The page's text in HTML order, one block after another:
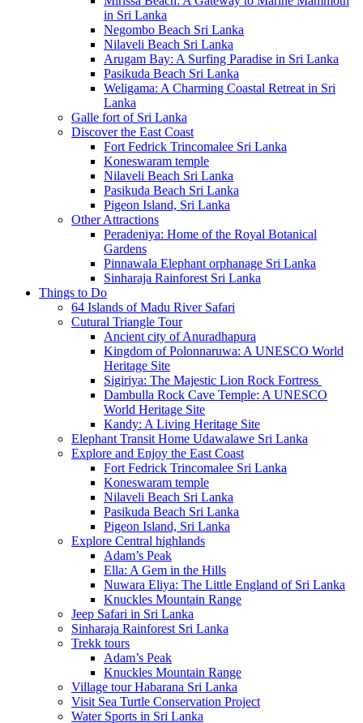
in Sri Lanka
Negombo Beach Sri Lanka
Nilaveli Beach Sri Lanka
Arugam Bay: A Surfing Paradise in Sri Lanka
Pasikuda Beach Sri Lanka
Weligama: A Charming Coastal Retreat in Sri
Lanka
Galle fort of Sri Lanka
Discover the East Coast
Fort Fedrick Trincomalee Sri Lanka
Koneswaram temple
Nilaveli Beach Sri Lanka
Pasikuda Beach Sri Lanka
Pigeon Island, Sri Lanka
Other Attractions
Peradeniya: Home of the Royal Botanical
Gardens
Pinnawala Elephant orphanage Sri Lanka
Sinharaja Rainforest Sri Lanka
Things to Do
64 Islands of Madu River Safari
Cutural Triangle Tour
Ancient city of Anuradhapura
Kingdom of Polonnaruwa: A UNESCO World
Heritage Site
Sigiriya: The Majestic Lion Rock Fortress
Dambulla Rock Cave Temple: A UNESCO
World Heritage Site
Kandy: A Living Heritage Site
Elephant Transit Home Udawalawe Sri Lanka
Explore and Enjoy the East Coast
Fort Fedrick Trincomalee Sri Lanka
Koneswaram temple
Nilaveli Beach Sri Lanka
Pasikuda Beach Sri Lanka
Pigeon Island, Sri Lanka
Explore Central highlands
Adam’s Peak
Ella: A Gem in the Hills
Nuwara Eliya: The Little England of Sri Lanka
Knuckles Mountain Range
Jeep Safari in Sri Lanka
Sinharaja Rainforest Sri Lanka
Trekk tours
Adam’s Peak
Knuckles Mountain Range
Village tour Habarana Sri Lanka
Visit Sea Turtle Conservation Project
Water Sports in Sri Lanka